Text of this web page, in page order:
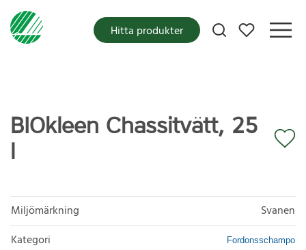
Mina favoriter
Hitta produkter
BIOkleen Chassitvätt, 25
l
Miljömärkning
Svanen
Kategori
Fordonsschampo